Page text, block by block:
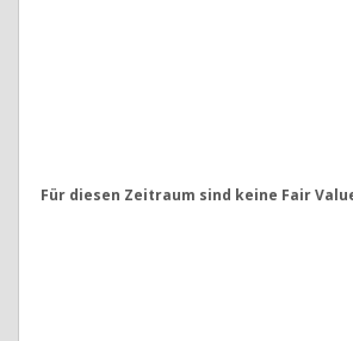
Für diesen Zeitraum sind keine Fair